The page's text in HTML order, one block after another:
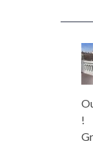
!